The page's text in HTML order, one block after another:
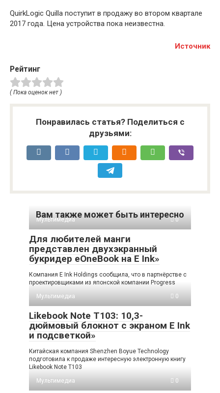
QuirkLogic Quilla поступит в продажу во втором квартале
2017 года. Цена устройства пока неизвестна.
Источник
Рейтинг
( Пока оценок нет )
Понравилась статья? Поделиться с
друзьями:
Вам также может быть интересно
Мультимедиа 0
Для любителей манги
представлен двухэкранный
букридер eOneBook на E Ink»
Компания E Ink Holdings сообщила, что в партнёрстве с
проектировщиками из японской компании Progress
Мультимедиа
0
Likebook Note T103: 10,3-
дюймовый блокнот с экраном E Ink
и подсветкой»
Китайская компания Shenzhen Boyue Technology
подготовила к продаже интересную электронную книгу
Likebook Note T103
Мультимедиа
0